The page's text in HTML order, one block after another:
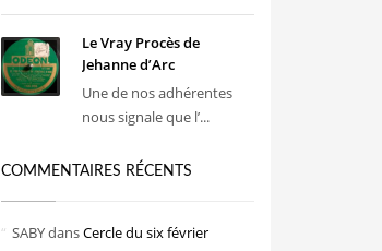
Le Vray Procès de
Jehanne d’Arc
Une de nos adhérentes
nous signale que l’...
COMMENTAIRES RÉCENTS
SABYdansCercle du six février